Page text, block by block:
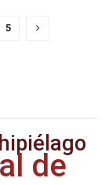
5
de